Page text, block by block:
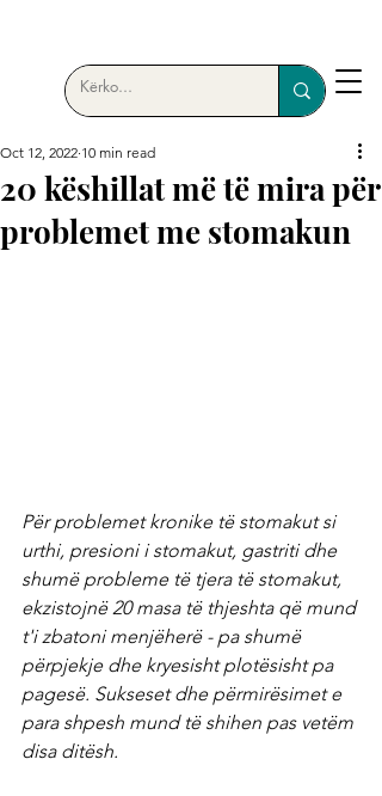
20 këshillat më të mira për
problemet me stomakun
Oct 12, 2022 10 min read
Për problemet kronike të stomakut si
urthi, presioni i stomakut, gastriti dhe
shumë probleme të tjera të stomakut,
ekzistojnë 20 masa të thjeshta që mund
t'i zbatoni menjëherë - pa shumë
përpjekje dhe kryesisht plotësisht pa
pagesë. Sukseset dhe përmirësimet e
para shpesh mund të shihen pas vetëm
disa ditësh.